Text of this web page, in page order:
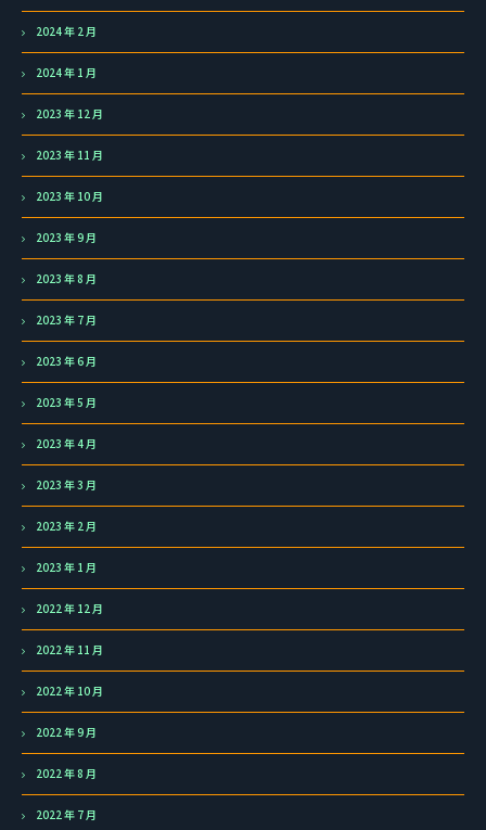
2024 年 2 月
2024 年 1 月
2023 年 12 月
2023 年 11 月
2023 年 10 月
2023 年 9 月
2023 年 8 月
2023 年 7 月
2023 年 6 月
2023 年 5 月
2023 年 4 月
2023 年 3 月
2023 年 2 月
2023 年 1 月
2022 年 12 月
2022 年 11 月
2022 年 10 月
2022 年 9 月
2022 年 8 月
2022 年 7 月